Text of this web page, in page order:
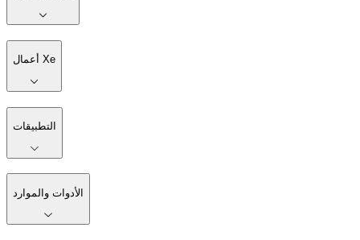
أعمال Xe
التطبيقات
الأدوات والموارد